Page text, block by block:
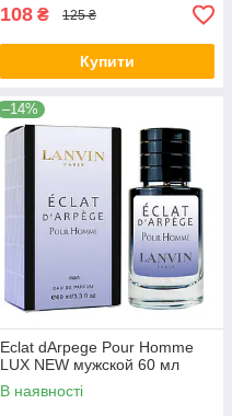
108 ₴ 125 ₴
Купити
–14%
Eclat dArpege Pour Homme
LUX NEW мужской 60 мл
В наявності